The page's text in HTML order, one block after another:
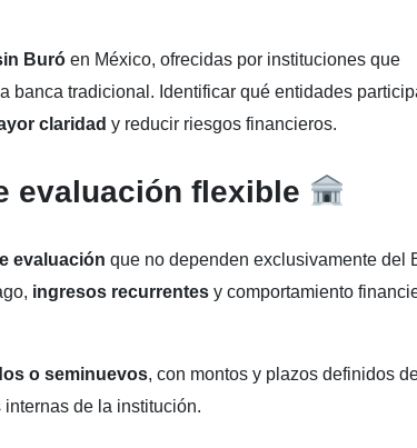
Buró en México, ofrecidas por instituciones que
banca tradicional. Identificar qué entidades
claridad y reducir riesgos financieros.
evaluación flexible
evaluación que no dependen exclusivamente del
ingresos recurrentes y comportamiento
o seminuevos, con montos y plazos definidos
de la institución.